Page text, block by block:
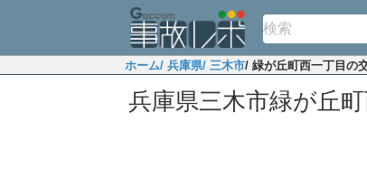
ホーム/ 兵庫県/ 三木市/ 緑が丘町西一丁目の
兵庫県三木市緑が丘